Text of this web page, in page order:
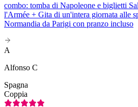
combo: tomba di Napoleone e biglietti
l'Armée + Gita di un'intera giornata alle
Normandia da Parigi con pranzo incluso
A
Alfonso C
Spagna
Coppia